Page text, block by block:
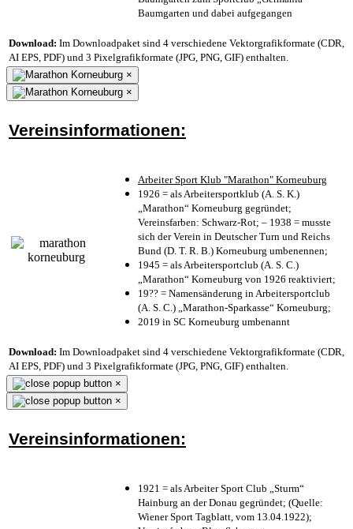
Baumgarten und dabei aufgegangen
Download: Im Downloadpaket sind 4 verschiedene Vektorgrafikformate (CDR,
AI EPS, PDF) und 3 Pixelgrafikformate (JPG, PNG, GIF) enthalten.
×
×
Vereinsinformationen:
Arbeiter Sport Klub "Marathon" Korneuburg
1926 = als Arbeitersportklub (A. S. K.)
„Marathon“ Korneuburg gegründet;
Vereinsfarben: Schwarz-Rot; – 1938 = musste
sich der Verein in Deutscher Turn und Reichs
Bund (D. T. R. B.) Korneuburg umbenennen;
1945 = als Arbeitersportclub (A. S. C.)
„Marathon“ Korneuburg von 1926 reaktiviert;
19?? = Namensänderung in Arbeitersportclub
(A. S. C.) „Marathon-Sparkasse“ Korneuburg;
2019 in SC Korneuburg umbenannt
Download: Im Downloadpaket sind 4 verschiedene Vektorgrafikformate (CDR,
AI EPS, PDF) und 3 Pixelgrafikformate (JPG, PNG, GIF) enthalten.
×
×
Vereinsinformationen:
1921 = als Arbeiter Sport Club „Sturm“
Hainburg an der Donau gegründet; (Quelle:
Wiener Sport Tagblatt, vom 13.04.1922);